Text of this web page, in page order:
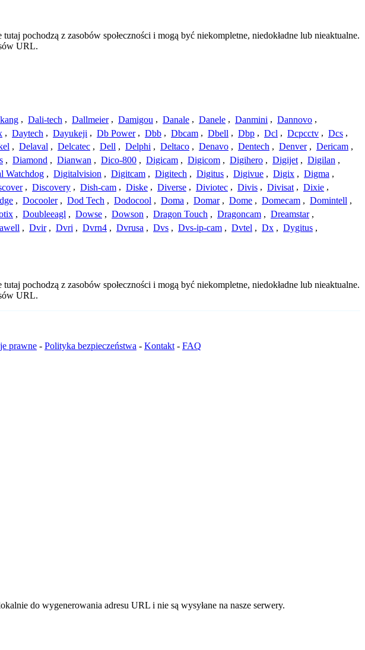
pochodzą z zasobów społeczności i mogą być niekompletne, niedokładne lub nieaktualne.
URL.
, Dali-tech , Dallmeier , Damigou , Danale , Danele , Danmini , Dannovo ,
, Daytech , Dayukeji , Db Power , Dbb , Dbcam , Dbell , Dbp , Dcl , Dcpcctv , Dcs ,
, Delaval , Delcatec , Dell , Delphi , Deltaco , Denavo , Dentech , Denver , Dericam ,
, Diamond , Dianwan , Dico-800 , Digicam , Digicom , Digihero , Digijet , Digilan ,
Watchdog , Digitalvision , Digitcam , Digitech , Digitus , Digivue , Digix , Digma ,
, Discovery , Dish-cam , Diske , Diverse , Diviotec , Divis , Divisat , Dixie ,
, Docooler , Dod Tech , Dodocool , Doma , Domar , Dome , Domecam , Domintell ,
, Doubleeagl , Dowse , Dowson , Dragon Touch , Dragoncam , Dreamstar ,
, Dvir , Dvri , Dvrn4 , Dvrusa , Dvs , Dvs-ip-cam , Dvtel , Dx , Dygitus ,
pochodzą z zasobów społeczności i mogą być niekompletne, niedokładne lub nieaktualne.
URL.
prawne - Polityka bezpieczeństwa - Kontakt - FAQ
do wygenerowania adresu URL i nie są wysyłane na nasze serwery.